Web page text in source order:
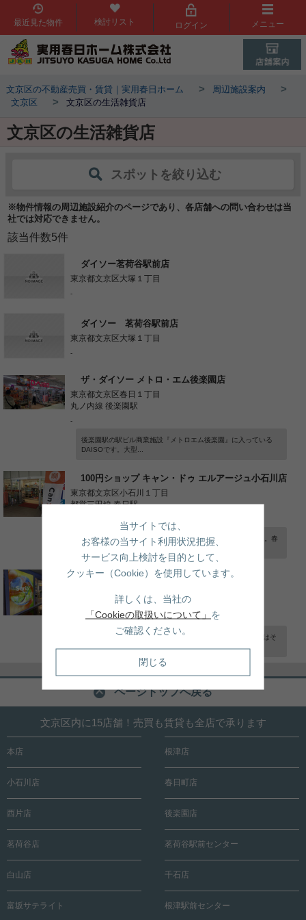
最近見た物件 検討リスト ログイン メニュー
文京区の不動産売買・賃貸｜実用春日ホーム > 周辺施設案内 >
文京区 > 文京区の生活雑貨店
文京区の生活雑貨店
スポットを絞り込む
※物件情報の周辺施設紹介のページであり、各店舗への問い合わせは当
社では対応できません。
該当件数5件
ダイソー茗荷谷駅前店
東京都文京区大塚１丁目
-
ダイソー 茗荷谷駅前店
東京都文京区大塚１丁目
-
ザ・ダイソー メトロ・エム後楽園店
東京都文京区春日１丁目
丸ノ内線 後楽園駅
-
後楽園駅の駅ビル商業施設『メトロエム後楽園』に入っている
DAISOです。大型...
100円ショップ キャン・ドゥ エルアージュ小石川店
東京都文京区小石川１丁目
都営三田線 春日駅
今や、100円ショップは生活する上で欠かせない店ですよね。春
日駅から徒歩3分...
セリア 茗荷谷店
丸ノ内線 茗荷谷駅
茗荷谷駅の駅ビル2階に入っている百円ショップです。店内はそ
ページトップへ戻る
文京区内に15店舗！売買も賃貸も全店で承ります
本店 根津店
小石川店 春日町店
西片店 後楽園店
茗荷谷店 茗荷谷駅前センター
白山店 千石店
富坂サテライト 根津駅前センター
当サイトでは、
お客様の当サイト利用状況把握、
サービス向上検討を目的として、
クッキー（Cookie）を使用しています。
詳しくは、当社の
「Cookieの取扱いについて」 を
ご確認ください。
閉じる